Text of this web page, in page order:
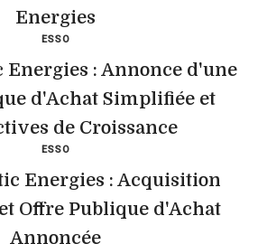
Energies
ESSO
: Annonce d'une
d'Achat Simplifiée et
de Croissance
ESSO
Energies : Acquisition
Offre Publique d'Achat
Annoncée